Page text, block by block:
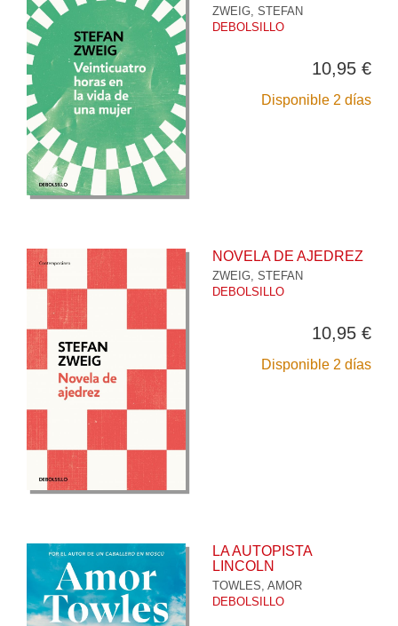
ZWEIG, STEFAN
DEBOLSILLO
10,95 €
Disponible 2 días
NOVELA DE AJEDREZ
ZWEIG, STEFAN
DEBOLSILLO
10,95 €
Disponible 2 días
LA AUTOPISTA
LINCOLN
TOWLES, AMOR
DEBOLSILLO